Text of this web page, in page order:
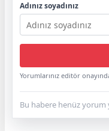
Adınız soyadınız
Yorumlarınız editör
Bu habere henüz yorum